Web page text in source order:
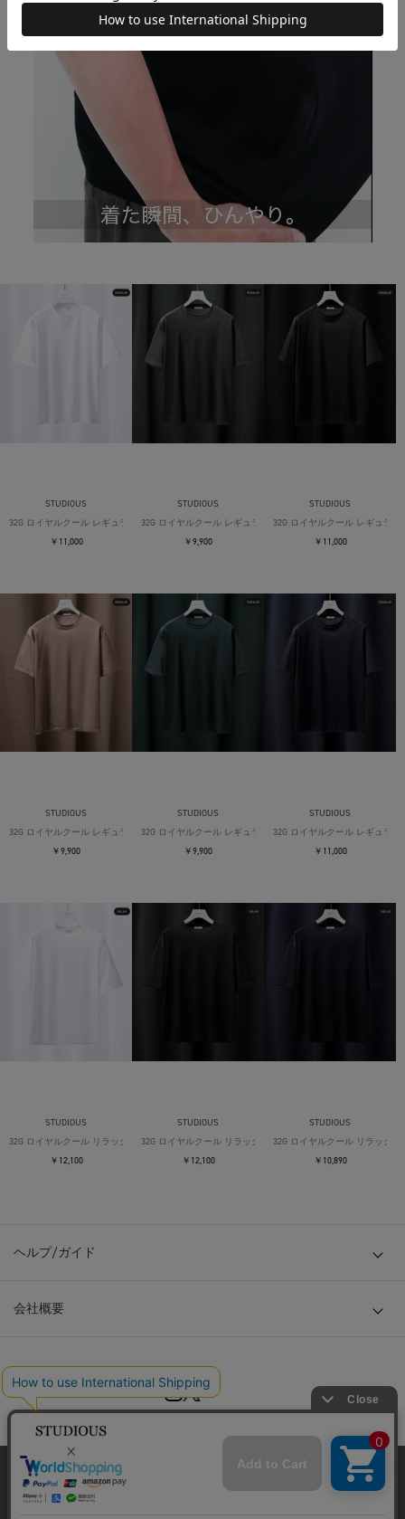
STUDIOUS
32G ロイヤルクール レギュラーTシャツ
￥11,000
STUDIOUS
32G ロイヤルクール レギュラーTシャツ
￥9,900
STUDIOUS
32G ロイヤルクール レギュラー
￥11,000
STUDIOUS
32G ロイヤルクール レギュラーTシャツ
￥9,900
STUDIOUS
32G ロイヤルクール レギュラーTシャツ
￥9,900
STUDIOUS
32G ロイヤルクール レギュラー
￥11,000
STUDIOUS
32G ロイヤルクール リラックスTシャツ
￥12,100
STUDIOUS
32G ロイヤルクール リラックスTシャツ
￥12,100
STUDIOUS
32G ロイヤルクール リラックス
￥10,890
ヘルプ/ガイド
会社概要
© TOKYO BASE CO., LTD
当サイトはクッキー(cookie)を使用します。クッキーはサイト内
の一部の機能および、サイトの使用状況の分析からマーケティ
ング活動に利用することを目的としています。